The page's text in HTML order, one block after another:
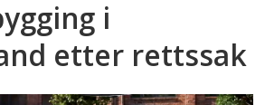
i
etter rettssak